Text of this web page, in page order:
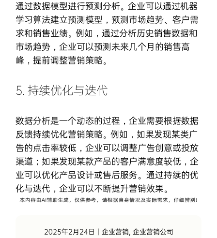
通过数据模型进行预测分析。企业可以通过机器
学习算法建立预测模型，预测市场趋势、客户需
求和销售业绩。例如，通过分析历史销售数据和
市场趋势，企业可以预测未来几个月的销售高
峰，提前调整营销策略。
5. 持续优化与迭代
数据分析是一个动态的过程，企业需要根据数据
反馈持续优化营销策略。例如，如果发现某类广
告的点击率较低，企业可以调整广告创意或投放
渠道；如果发现某款产品的客户满意度较低，企
业可以优化产品设计或售后服务。通过持续的优
化与迭代，企业可以不断提升营销效果。
2025年2月24日 | 企业营销 企业营销公司